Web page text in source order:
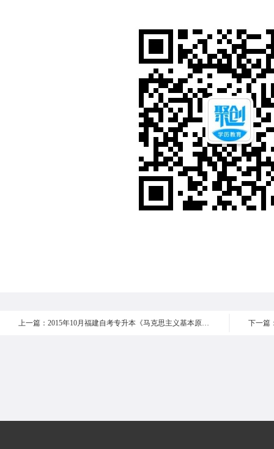
上一篇：2015年10月福建自考专升本《马克思主义基本原理概论 》真题 选择题16-20